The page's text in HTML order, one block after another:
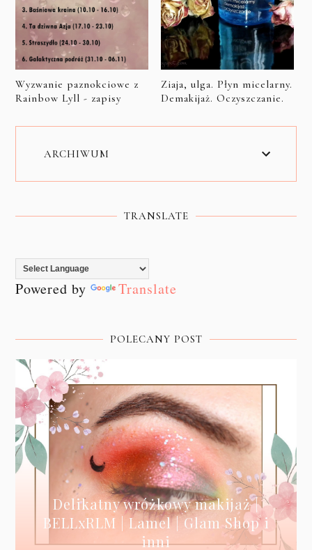
Wyzwanie paznokciowe z
Rainbow Lyll - zapisy
Ziaja, ulga. Płyn micelarny.
Demakijaż. Oczyszczanie.
ARCHIWUM
TRANSLATE
Powered by Translate
POLECANY POST
Delikatny wróżkowy makijaż |
BELLxRLM | Lamel | Glam Shop i
inni